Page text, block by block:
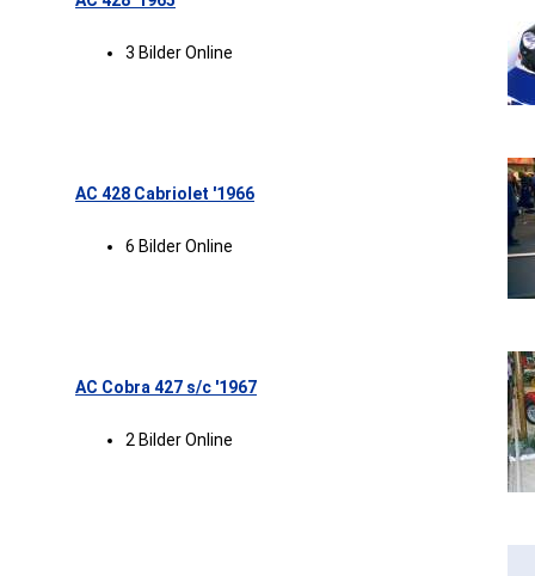
3 Bilder Online
AC 428 Cabriolet '1966
6 Bilder Online
AC Cobra 427 s/c '1967
2 Bilder Online